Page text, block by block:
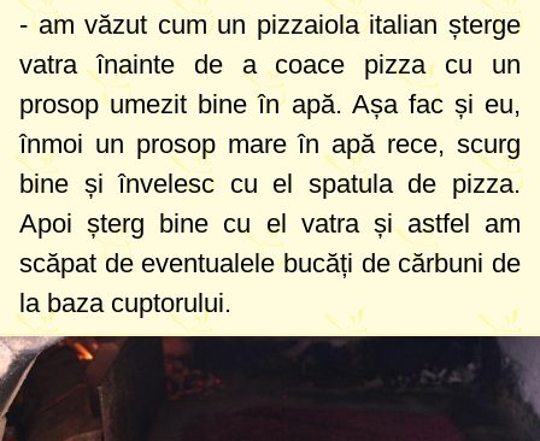
- am văzut cum un pizzaiola italian șterge
vatra înainte de a coace pizza cu un
prosop umezit bine în apă. Așa fac și eu,
înmoi un prosop mare în apă rece, scurg
bine și învelesc cu el spatula de pizza.
Apoi șterg bine cu el vatra și astfel am
scăpat de eventualele bucăți de cărbuni de
la baza cuptorului.